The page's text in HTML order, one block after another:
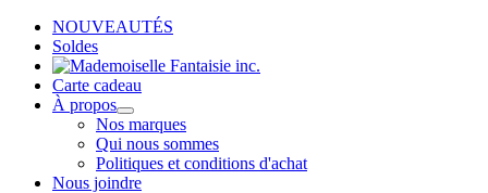
NOUVEAUTÉS
Soldes
Carte cadeau
À propos
Nos marques
Qui nous sommes
Politiques et conditions d'achat
Nous joindre